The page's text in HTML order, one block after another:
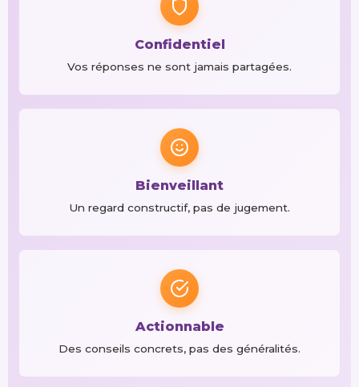
Confidentiel
Vos réponses ne sont jamais partagées.
Bienveillant
Un regard constructif, pas de jugement.
Actionnable
Des conseils concrets, pas des généralités.